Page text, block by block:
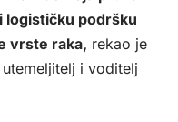
logističku podršku
vrste raka, rekao je
i voditelj